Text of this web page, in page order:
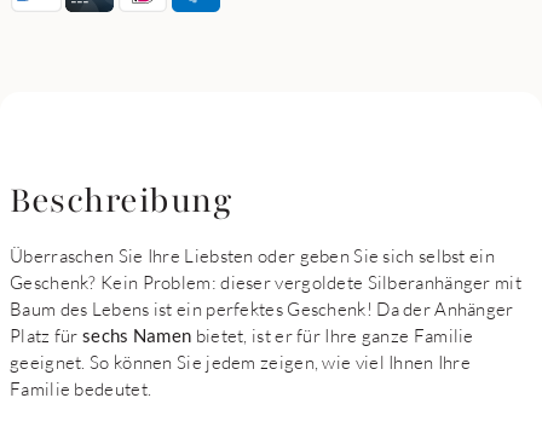
Beschreibung
Überraschen Sie Ihre Liebsten oder geben Sie sich selbst ein
Geschenk? Kein Problem: dieser vergoldete Silberanhänger mit
Baum des Lebens ist ein perfektes Geschenk! Da der Anhänger
Platz für sechs Namen bietet, ist er für Ihre ganze Familie
geeignet. So können Sie jedem zeigen, wie viel Ihnen Ihre
Familie bedeutet.